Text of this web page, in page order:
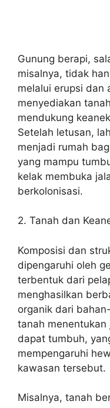
Gunung berapi,
misalnya, tidak
melalui erupsi dan
menyediakan
mendukung
Setelah letusan,
menjadi rumah
yang mampu
kelak membuka
berkolonisasi.
2. Tanah dan
Komposisi dan
dipengaruhi oleh
terbentuk dari
menghasilkan
organik dari
tanah
dapat tumbuh,
mempengaruhi
kawasan tersebut.
Misalnya, tanah